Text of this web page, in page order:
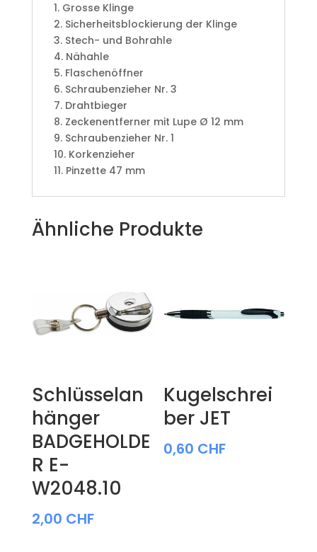
1. Grosse Klinge
2. Sicherheitsblockierung der Klinge
3. Stech- und Bohrahle
4. Nähahle
5. Flaschenöffner
6. Schraubenzieher Nr. 3
7. Drahtbieger
8. Zeckenentferner mit Lupe Ø 12 mm
9. Schraubenzieher Nr. 1
10. Korkenzieher
11. Pinzette 47 mm
Ähnliche Produkte
Schlüsselan
hänger
BADGEHOLDE
R E-
W2048.10
2,00 CHF
Kugelschrei
ber JET
0,60 CHF